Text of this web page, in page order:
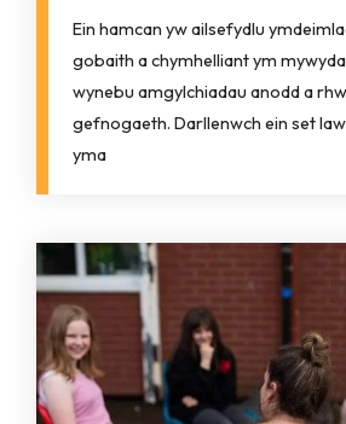
Ein hamcan yw ailsefydlu
gobaith a chymhelliant ym
wynebu amgylchiadau anodd a
gefnogaeth. Darllenwch ein set
yma